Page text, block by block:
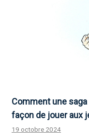
Comment une saga
façon de jouer aux
19 octobre 2024